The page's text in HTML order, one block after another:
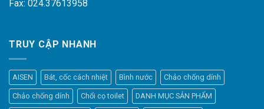
Fax: 024.37613958
TRUY CẬP NHANH
AISEN Bát, cốc cách nhiệt Bình nước Chảo chống dính
Chảo chống dính Chổi cọ toilet DANH MỤC SẢN PHẨM